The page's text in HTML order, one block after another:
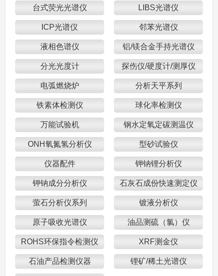
台式荧光光谱仪 LIBS光谱仪
ICP光谱仪 邻苯光谱仪
液相色谱仪 铝/镁合金手持光谱仪
分光光度计 探伤仪/硬度计/测厚仪
电弧燃烧炉 分析天平系列
铁素体检测仪 球化率检测仪
万能试验机 钢水定氧定碳测温仪
ONH氧氮氢分析仪 型砂试验仪
仪器配件 钾钠锂分析仪
钾钠成分分析仪 石灰石成份快速测定仪
萤石分析仪系列 镀液分析仪
原子吸收光谱仪 油品测硫（氯）仪
ROHS环保指令检测仪 XRF测金仪
石油产品检测仪器 锂矿/稀土光谱仪